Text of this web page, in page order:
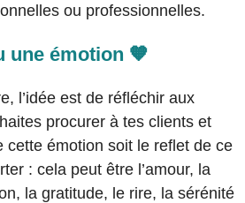
ou professionnelles.
une émotion 🧡
l’idée est de réfléchir aux
procurer à tes clients et
cette émotion soit le reflet de ce
: cela peut être l’amour, la
la gratitude, le rire, la sérénité